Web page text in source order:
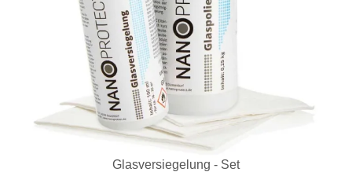
Glasversiegelung - Set